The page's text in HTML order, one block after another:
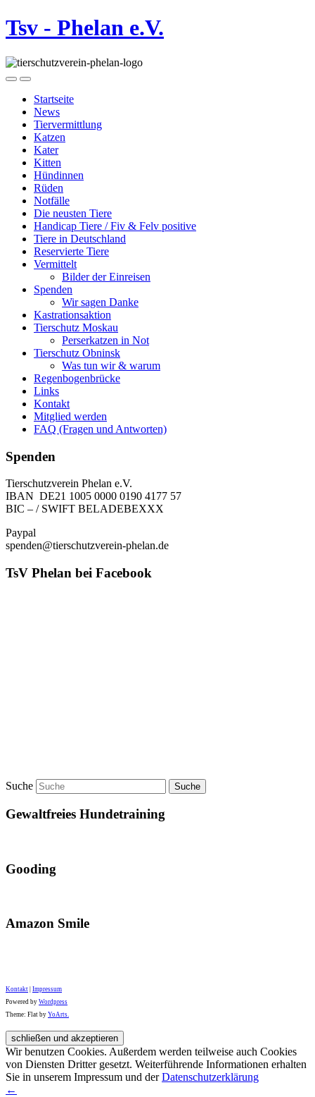
Tsv - Phelan e.V.
Startseite
News
Tiervermittlung
Katzen
Kater
Kitten
Hündinnen
Rüden
Notfälle
Die neusten Tiere
Handicap Tiere / Fiv & Felv positive
Tiere in Deutschland
Reservierte Tiere
Vermittelt
Bilder der Einreisen
Spenden
Wir sagen Danke
Kastrationsaktion
Tierschutz Moskau
Perserkatzen in Not
Tierschutz Obninsk
Was tun wir & warum
Regenbogenbrücke
Links
Kontakt
Mitglied werden
FAQ (Fragen und Antworten)
Spenden
Tierschutzverein Phelan e.V.
IBAN DE21 1005 0000 0190 4177 57
BIC – / SWIFT BELADEBEXXX
Paypal
spenden@tierschutzverein-phelan.de
TsV Phelan bei Facebook
Suche
Gewaltfreies Hundetraining
Gooding
Amazon Smile
Kontakt Impressum
Powered by Wordpress
Theme: Flat by YoArts.
Wir benutzen Cookies. Außerdem werden teilweise auch Cookies
von Diensten Dritter gesetzt. Weiterführende Informationen erhalten
Sie in unserem Impressum und derDatenschutzerklärung
←